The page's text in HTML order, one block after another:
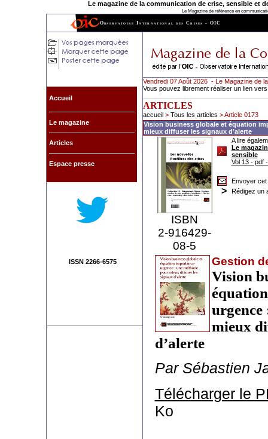
Le magazine de la communication de crise, sensible et
Le Magazine de référence en
Observatoire International des Crises - OIC
Accueil
Le magazine
Articles
Espace presse
ISSN 2266-6575
Vendredi 07 Août 2026 - Le Magazine de
Vous pouvez librement réaliser un lien
ARTICLES
accueil> Tous les articles > Article 0173
Vision business globale et équation
mieux diffuser les signaux d’alerte
ISBN
2-916429-
08-5
A lire
Le
sensible
Vol 13 - pdf
Envoyer cet
> Rédigez un
Gestion
Vision
urgence
mieux
d’alerte
Par Sébastien
Télécharger le
Ko